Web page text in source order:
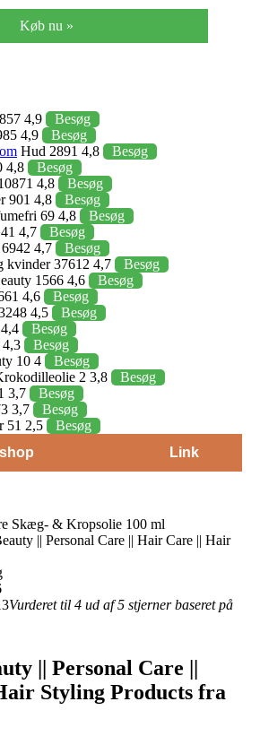
Køb nu »
4,9
Besøg
4,9
Besøg
Hud 2891 4,8
Besøg
4,8
Besøg
4,8
Besøg
901 4,8
Besøg
69 4,8
Besøg
4,7
Besøg
4,7
Besøg
kvinder 37612 4,7
Besøg
1566 4,6
Besøg
4,6
Besøg
4,5
Besøg
Besøg
Besøg
10 4
Besøg
2 3,8
Besøg
3,7
Besøg
3,7
Besøg
51 2,5
Besøg
Link
Skæg- & Kropsolie 100 ml
|| Personal Care || Hair Care || Hair
Vurderet til 4 ud af 5 stjerner baseret på
|| Personal Care ||
Styling Products fra